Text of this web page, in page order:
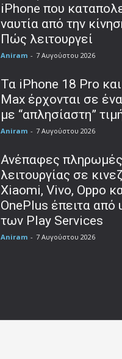
iPhone που
ναυτία από την
Πώς λειτουργεί
Aniram - 7 Αυγούστου 2026
Τα iPhone 18 Pro
Max έρχονται σε
με “απλησίαστη”
Aniram - 7 Αυγούστου 2026
Ανέπαφες
λειτουργίας σε
Xiaomi, Vivo, Oppo
OnePlus έπειτα από
των Play Services
Aniram - 7 Αυγούστου 2026